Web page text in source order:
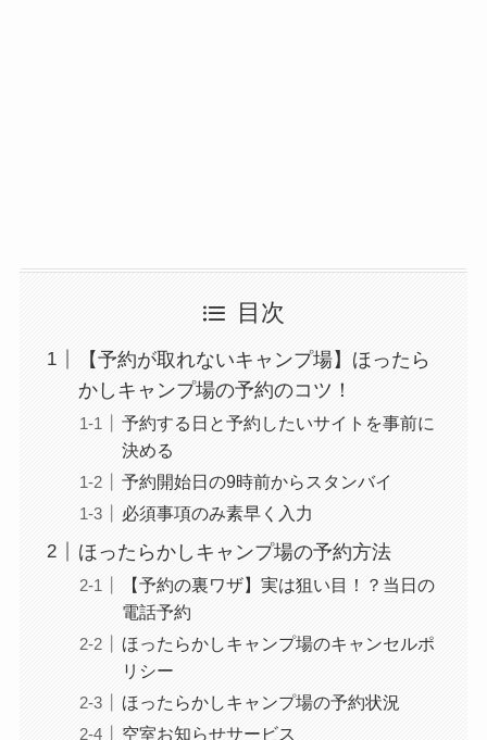
目次
【予約が取れないキャンプ場】ほったら
かしキャンプ場の予約のコツ！
予約する日と予約したいサイトを事前に
決める
予約開始日の9時前からスタンバイ
必須事項のみ素早く入力
ほったらかしキャンプ場の予約方法
【予約の裏ワザ】実は狙い目！？当日の
電話予約
ほったらかしキャンプ場のキャンセルポ
リシー
ほったらかしキャンプ場の予約状況
空室お知らせサービス